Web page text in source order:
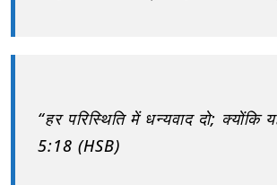
“हर परिस्थिति में धन्यवाद दो;
5:18 (HSB)